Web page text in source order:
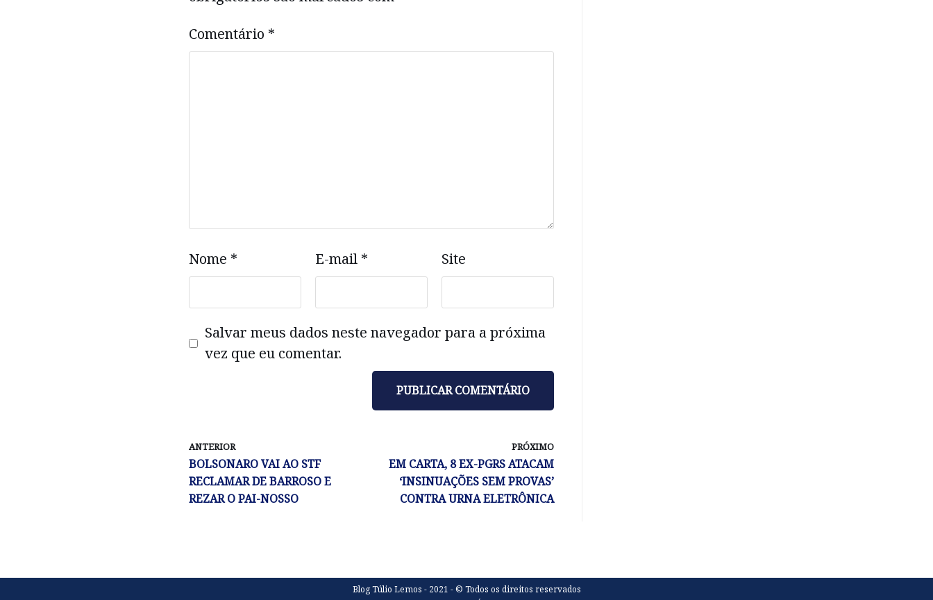
Comentário *
Nome * E-mail * Site
Salvar meus dados neste navegador para a próxima
vez que eu comentar.
ANTERIOR
BOLSONARO VAI AO STF
RECLAMAR DE BARROSO E
REZAR O PAI-NOSSO
PRÓXIMO
EM CARTA, 8 EX-PGRS ATACAM
‘INSINUAÇÕES SEM PROVAS’
CONTRA URNA ELETRÔNICA
Blog Túlio Lemos - 2021 - © Todos os direitos reservados